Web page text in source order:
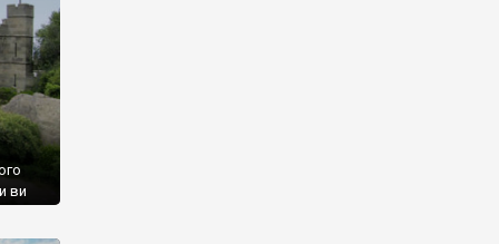
ви